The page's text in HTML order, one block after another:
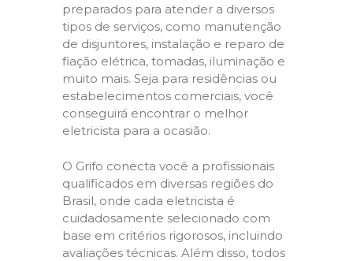
preparados para atender a diversos
tipos de serviços, como manutenção
de disjuntores, instalação e reparo de
fiação elétrica, tomadas, iluminação e
muito mais. Seja para residências ou
estabelecimentos comerciais, você
conseguirá encontrar o melhor
eletricista para a ocasião.
O Grifo conecta você a profissionais
qualificados em diversas regiões do
Brasil, onde cada eletricista é
cuidadosamente selecionado com
base em critérios rigorosos, incluindo
avaliações técnicas. Além disso, todos